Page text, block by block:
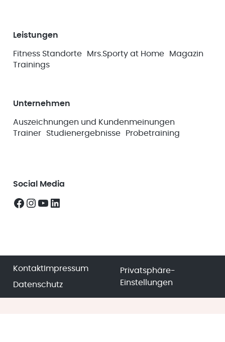
Leistungen
Fitness Standorte Mrs.Sporty at Home
Magazin
Trainings
Unternehmen
Auszeichnungen und Kundenmeinungen
Trainer
Studienergebnisse Probetraining
Social Media
Facebook
Instagram
YouTube
LinkedIn
KontaktImpressum
Datenschutz
Privatsphäre-
Einstellungen